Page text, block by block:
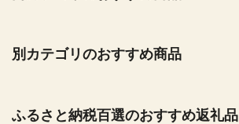
別カテゴリのおすすめ商品
ふるさと納税百選のおすすめ返礼品